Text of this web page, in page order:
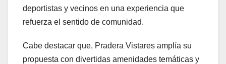
deportistas y vecinos en una experiencia que
refuerza el sentido de comunidad.
Cabe destacar que, Pradera Vistares amplía su
propuesta con divertidas amenidades temáticas y